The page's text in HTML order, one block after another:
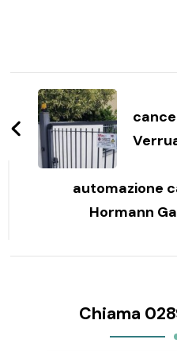
Navigazione
articoli
automazione
Hormann
Chiama